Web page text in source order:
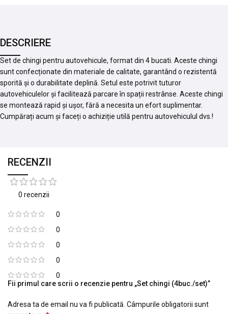
DESCRIERE
Set de chingi pentru autovehicule, format din 4 bucati. Aceste chingi
sunt confecționate din materiale de calitate, garantând o rezistentă
sporită și o durabilitate deplină. Setul este potrivit tuturor
autovehiculelor și facilitează parcare în spații restrânse. Aceste chingi
se montează rapid și ușor, fără a necesita un efort suplimentar.
Cumpărați acum și faceți o achiziție utilă pentru autovehiculul dvs.!
RECENZII
0 recenzii
0
0
0
0
0
Fii primul care scrii o recenzie pentru „Set chingi (4buc./set)”
Adresa ta de email nu va fi publicată. Câmpurile obligatorii sunt